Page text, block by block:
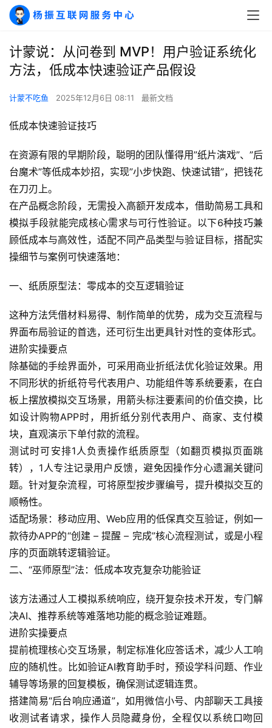
计蒙说：从问卷到 MVP！用户验证系统化
方法，低成本快速验证产品假设
计蒙不吃鱼 2025年12月6日 08:11 最新文档
低成本快速验证技巧
在资源有限的早期阶段，聪明的团队懂得用”纸片演戏”、”后
台魔术”等低成本妙招，实现”小步快跑、快速试错”，把钱花
在刀刃上。
在产品概念阶段，无需投入高额开发成本，借助简易工具和
模拟手段就能完成核心需求与可行性验证。以下6种技巧兼
顾低成本与高效性，适配不同产品类型与验证目标，搭配实
操细节与案例可快速落地：
一、纸质原型法：零成本的交互逻辑验证
这种方法凭借材料易得、制作简单的优势，成为交互流程与
界面布局验证的首选，还可衍生出更具针对性的变体形式。
进阶实操要点
除基础的手绘界面外，可采用商业折纸法优化验证效果。用
不同形状的折纸符号代表用户、功能组件等系统要素，在白
板上摆放模拟交互场景，用箭头标注要素间的价值交换，比
如设计购物APP时，用折纸分别代表用户、商家、支付模
块，直观演示下单付款的流程。
测试时可安排1人负责操作纸质原型（如翻页模拟页面跳
转），1人专注记录用户反馈，避免因操作分心遗漏关键问
题。针对复杂流程，可将原型按步骤编号，提升模拟交互的
顺畅性。
适配场景：移动应用、Web应用的低保真交互验证，例如一
款待办APP的“创建 – 提醒 – 完成”核心流程测试，或是小程
序的页面跳转逻辑验证。
二、“巫师原型”法：低成本攻克复杂功能验证
该方法通过人工模拟系统响应，绕开复杂技术开发，专门解
决AI、推荐系统等难落地功能的概念验证难题。
进阶实操要点
提前梳理核心交互场景，制定标准化应答话术，减少人工响
应的随机性。比如验证AI教育助手时，预设学科问题、作业
辅导等场景的回复模板，确保测试逻辑连贯。
搭建简易“后台响应通道”，如用微信小号、内部聊天工具接
收测试者请求，操作人员隐藏身份，全程仅以系统口吻回